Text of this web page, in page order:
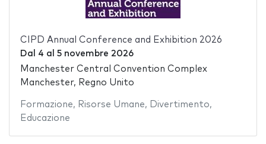
CIPD Annual Conference and Exhibition 2026
Dal 4 al 5 novembre 2026
Manchester Central Convention Complex
Manchester, Regno Unito
Formazione, Risorse Umane, Divertimento,
Educazione